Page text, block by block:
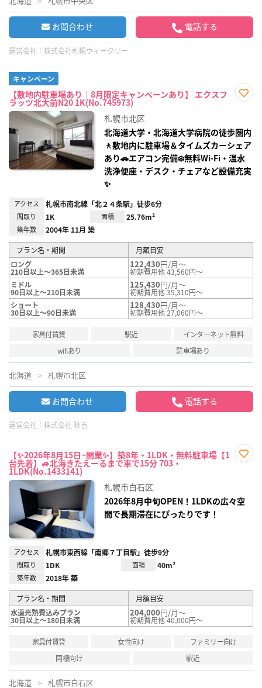
お問合わせ 電話する
運営会社： 株式会社札幌ウィークリー
キャンペーン
【敷地内駐車場あり｜8月限定キャンペーンあり】 エクスフ
ラッツ北大前N20 1K(No.745973)
録
札幌市北区
北海道大学・北海道大学病院の徒歩圏内
🚶敷地内に駐車場＆タイムズカーシェア
あり🚗エアコン完備❄️無料Wi‑Fi・温水
洗浄便座・デスク・チェアなど設備充実
✨
アクセス 札幌市南北線「北２４条駅」徒歩6分
間取り 1K 面積 25.76m²
築年数 2004年 11月 築
プラン名・期間
月額目安
ロング
210日以上～365日未満
122,430円/月～
初期費用他 43,560円～
ミドル
90日以上～210日未満
125,430円/月～
初期費用他 35,310円～
ショート
30日以上～90日未満
128,430円/月～
初期費用他 27,060円～
家具付賃貸 駅近
インターネット無料
wifiあり
駐車場あり
北海道 札幌市北区
お問合わせ 電話する
運営会社： 株式会社 秋吉
【✨2026年8月15日~開業✨】築8年・1LDK・無料駐車場【1
台先着】🚙北海きたえーるまで車で15分 703・
1LDK(No.1433141)
札幌市白石区
2026年8月中旬OPEN！1LDKの広々空
間で長期滞在にぴったりです！
アクセス 札幌市東西線「南郷７丁目駅」徒歩9分
間取り 1DK 面積 40m²
築年数 2018年 築
プラン名・期間
月額目安
水道光熱費込みプラン
30日以上～180日未満
204,000円/月～
初期費用他 40,000円～
家具付賃貸 女性向け
ファミリー向け
同棲向け
駅近
北海道 札幌市白石区